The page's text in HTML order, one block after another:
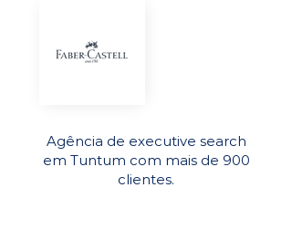
Agência de executive search
em Tuntum com mais de 900
clientes.